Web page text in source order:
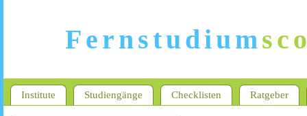
Fernstudium
Institute Studiengänge Checklisten Ratgeber